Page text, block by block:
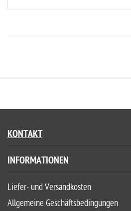
KONTAKT
INFORMATIONEN
Liefer- und Versandkosten
Allgemeine Geschäftsbedingungen